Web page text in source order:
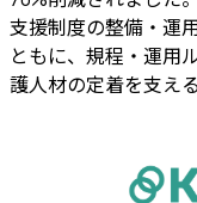
支援制度の整備・運
ともに、規程・運用
護人材の定着を支え